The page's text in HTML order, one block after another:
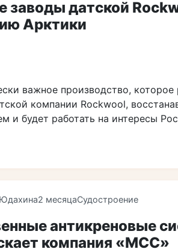
заводы датской
Арктики
важное производство,
компании Rockwool,
и будет работать на интересы
2 месяцаСудостроение
антикреновые
компания «МСС»